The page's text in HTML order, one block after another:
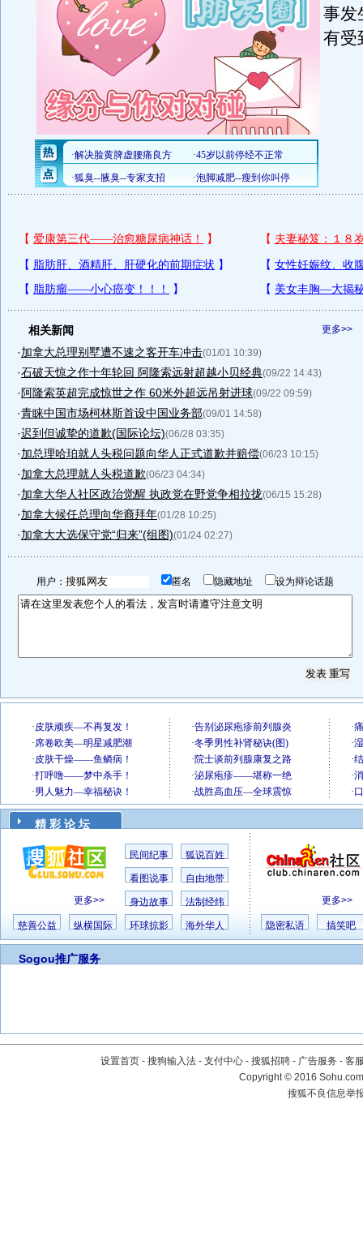
事发
有受
更多>>
相关新闻
·加拿大总理别墅遭不速之客开车冲击(01/01 10:39)
·石破天惊之作十年轮回 阿隆索远射超越小贝经典(09/22 14:43)
· 阿隆索英超完成惊世之作 60米外超远吊射进球(09/22 09:59)
·青睐中国市场柯林斯首设中国业务部(09/01 14:58)
·迟到但诚挚的道歉(国际论坛)(06/28 03:35)
·加总理哈珀就人头税问题向华人正式道歉并赔偿(06/23 10:15)
·加拿大总理就人头税道歉(06/23 04:34)
·加拿大华人社区政治觉醒 执政党在野党争相拉拢(06/15 15:28)
·加拿大候任总理向华裔拜年(01/28 10:25)
·加拿大大选保守党“归来”(组图)(01/24 02:27)
用户： 匿名 隐藏地址 设为辩论话题
精 彩 论 坛
更多>>
民间纪事 狐说百姓
看图说事 自由地带
身边故事 法制经纬
慈善公益 纵横国际 环球掠影 海外华人
更多>>
隐密私语 搞笑吧
Sogou推广服务
设置首页 - 搜狗输入法 - 支付中心 - 搜狐招聘 - 广告服务 - 客
Copyright©2016
搜狐不良信息举